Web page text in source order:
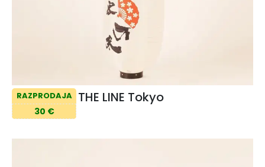
RAZPRODAJA
30 €
THE LINE Tokyo